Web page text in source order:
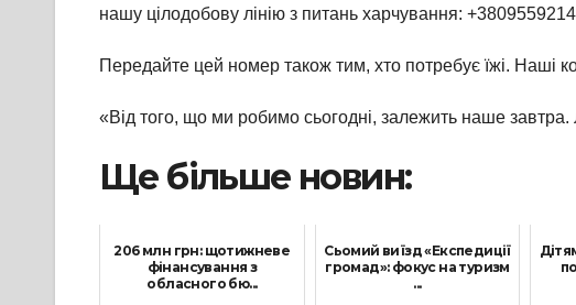
нашу цілодобову лінію з питань харчування:
Передайте цей номер також тим, хто потребує їжі. Наші
«Від того, що ми робимо сьогодні, залежить наше завтра.
Ще більше новин:
206 млн грн: щотижневе
фінансування з
обласного бю...
Сьомий виїзд «Експедиції
громад»: фокус на туризм
...